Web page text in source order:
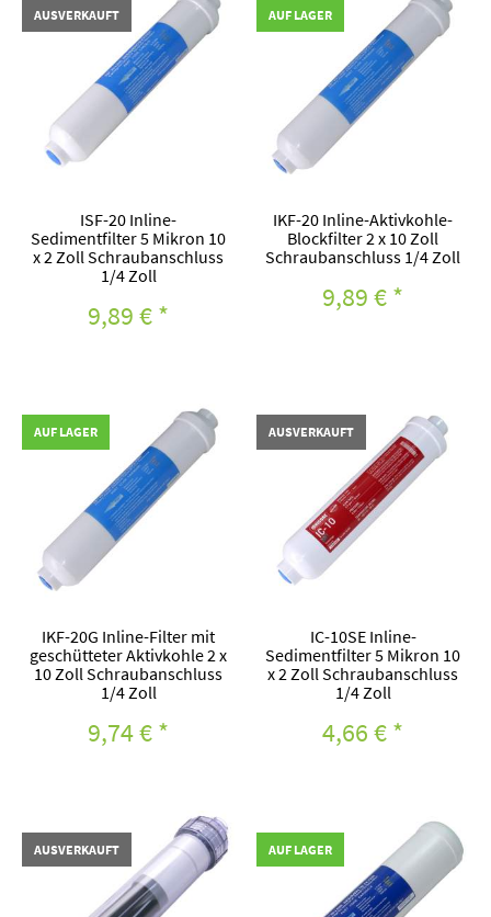
AUSVERKAUFT
ISF-20 Inline-
Sedimentfilter 5 Mikron 10
x 2 Zoll Schraubanschluss
1/4 Zoll
9,89 €*
AUF LAGER
IKF-20 Inline-Aktivkohle-
Blockfilter 2 x 10 Zoll
Schraubanschluss 1/4 Zoll
9,89 €*
AUF LAGER
IKF-20G Inline-Filter mit
geschütteter Aktivkohle 2 x
10 Zoll Schraubanschluss
1/4 Zoll
9,74 €*
AUSVERKAUFT
IC-10SE Inline-
Sedimentfilter 5 Mikron 10
x 2 Zoll Schraubanschluss
1/4 Zoll
4,66 €*
AUSVERKAUFT AUF LAGER